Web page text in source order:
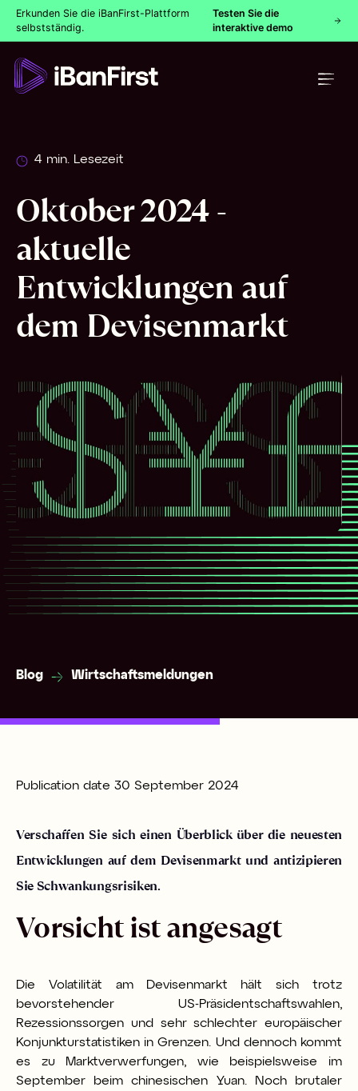
Erkunden Sie die iBanFirst-Plattform
selbstständig.
Testen Sie die
interaktive demo
4 min. Lesezeit
Oktober 2024 -
aktuelle
Entwicklungen auf
dem Devisenmarkt
Blog Wirtschaftsmeldungen
Publication date 30 September 2024
Verschaffen Sie sich einen Überblick über die neuesten
Entwicklungen auf dem Devisenmarkt und antizipieren
Sie Schwankungsrisiken.
Vorsicht ist angesagt
Die Volatilität am Devisenmarkt hält sich trotz
bevorstehender US-Präsidentschaftswahlen,
Rezessionssorgen und sehr schlechter europäischer
Konjunkturstatistiken in Grenzen. Und dennoch kommt
es zu Marktverwerfungen, wie beispielsweise im
September beim chinesischen Yuan. Noch brutaler